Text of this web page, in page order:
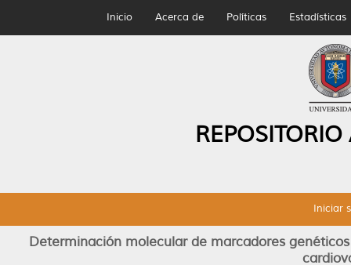
Inicio Acerca de Políticas Estadísticas
Iniciar
Determinación molecular de marcadores